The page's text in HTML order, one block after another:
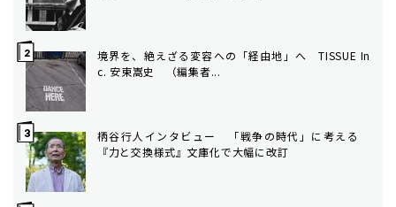
境界を、絶えざる変容への「経由地」へ TISSUE In
c. 安東嵩史 （編集者...
柄谷行人インタビュー 「戦争の時代」に考える
『力と交換様式』文庫化で大幅に改訂